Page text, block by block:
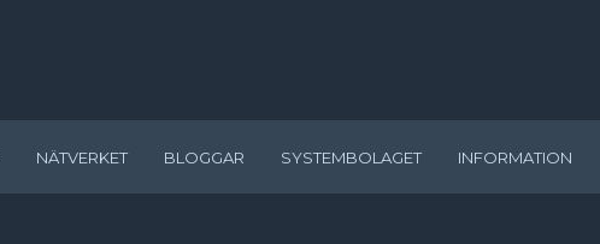
NÄTVERKET BLOGGAR SYSTEMBOLAGET INFORMATION